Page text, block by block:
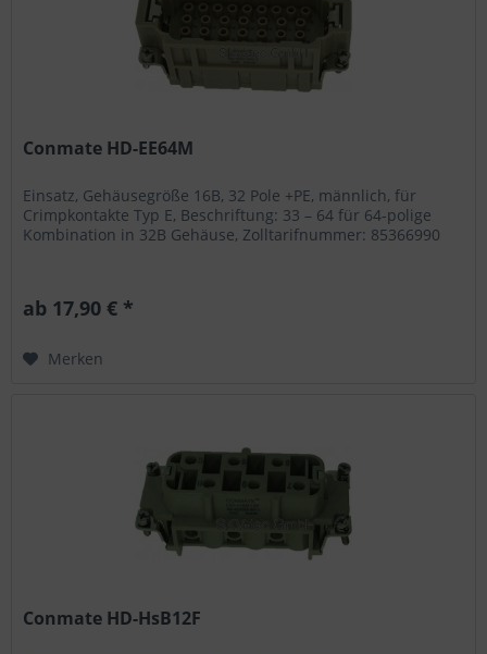
Conmate HD-EE64M
Einsatz, Gehäusegröße 16B, 32 Pole +PE, männlich, für
Crimpkontakte Typ E, Beschriftung: 33 – 64 für 64-polige
Kombination in 32B Gehäuse, Zolltarifnummer: 85366990
ab 17,90 € *
Merken
Conmate HD-HsB12F